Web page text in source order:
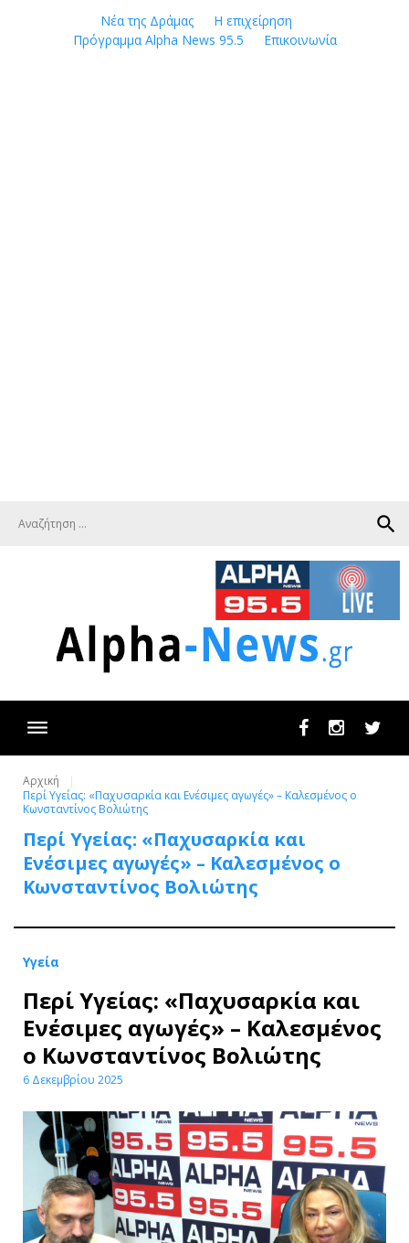
Νέα της Δράμας
Η επιχείρηση
Πρόγραμμα Alpha News 95.5
Επικοινωνία
search
FacebookInstagram
Αρχική
Περί Υγείας: «Παχυσαρκία και Ενέσιμες αγωγές» – Καλεσμένος ο
Κωνσταντίνος Βολιώτης
Περί Υγείας: «Παχυσαρκία και
Ενέσιμες αγωγές» – Καλεσμένος ο
Κωνσταντίνος Βολιώτης
Υγεία
Περί Υγείας: «Παχυσαρκία και
Ενέσιμες αγωγές» – Καλεσμένος
ο Κωνσταντίνος Βολιώτης
6 Δεκεμβρίου 2025